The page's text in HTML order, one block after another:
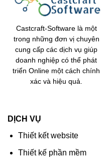
Castcraft-Software là một
trong những đơn vị chuyên
cung cấp các dịch vụ giúp
doanh nghiệp có thể phát
triển Online một cách chính
xác và hiệu quả.
DỊCH VỤ
Thiết kết website
Thiết kế phần mềm